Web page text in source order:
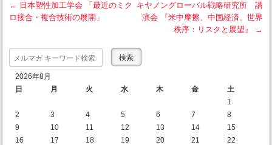
Post navigation
← 日本塑性加工学会 「最近のミク
ロ接合・複合技術の展開」
キヤノングローバル戦略研究所 講
演会 『米中摩擦、中国経済、世界
秩序：リスクと展望』
→
Search
2026年8月
日
月 火 水 木 金 土
1
2
3 4 5 6 7
8
9
10 11 12 13 14
15
16
17 18 19 20 21
22